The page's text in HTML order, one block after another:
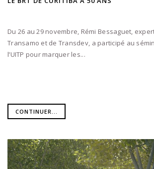
Du 26 au 29 novembre, Rémi Bessaguet,
Transamo et de Transdev, a participé au
l’UITP pour marquer les...
CONTINUER...